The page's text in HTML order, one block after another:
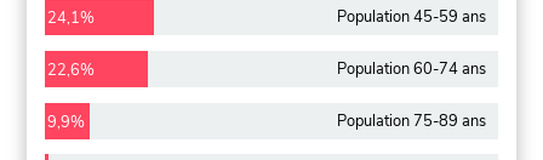
24,1% Population 45-59 ans
22,6% Population 60-74 ans
9,9% Population 75-89 ans